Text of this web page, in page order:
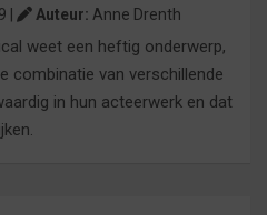
| Auteur: Anne Drenth
weet een heftig onderwerp,
combinatie van verschillende
in hun acteerwerk en dat